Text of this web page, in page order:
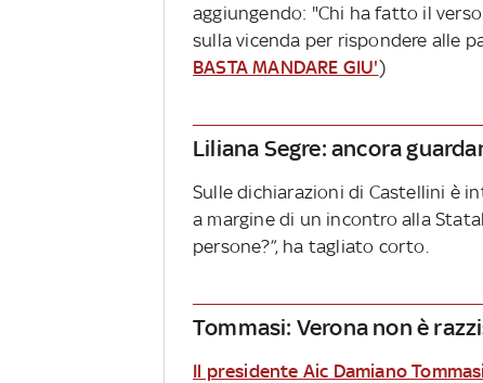
aggiungendo: "Chi ha fatto il
sulla vicenda per rispondere alle
BASTA MANDARE GIU')
Liliana Segre: ancora
Sulle dichiarazioni di Castellini è
a margine di un incontro alla
persone?”, ha tagliato corto.
Tommasi: Verona non è
Il presidente Aic Damiano